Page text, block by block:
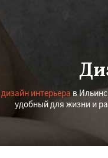
дизайн интерьера в
удобный для жизни и